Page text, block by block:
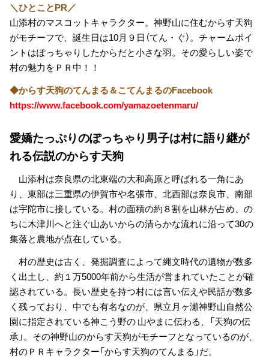
＼ひとことPR／
山添村のマスコットキャラクター。神野山に住むからす天狗
がモチーフで、誕生日は10月９日（てん・ぐ）。チャームポイ
ントはぽっちゃりしたからだと小さな羽。その愛らしい姿で
村の魅力をＰＲ中！！
◆からす天狗のてんまる＆こてんまるのFacebook
https://www.facebook.com/yamazoetenmaru/
愛嬌たっぷりのぽっちゃり男子は村に語り継が
れる伝説のからす天狗
山添村は奈良県の北東端の大和高原と呼ばれる一角にあ
り、東部は三重県の伊賀市や名張市、北西部は奈良市、南部
は宇陀市に接している。村の面積の約８割を山林が占め、の
ちに木津川へと注ぐ山あいからの清らかな流れに沿って30の
集落と農地が点在している。
村の歴史は古く、発掘調査によって縄文時代の遺物が数多
く出土し、約１万5000年前から生活が営まれていたことが確
認されている。長い歴史を持つ村には言い伝えや民話が数多
く残っており、中でも有名なのが、県立月ヶ瀬神野山自然公
園に指定されている神こう野の 山やまに伝わる、「天狗の伝
承」。その神野山のからす天狗がモチーフとなっているのが、
村のＰＲキャラクター「からす天狗のてんまる」だ。